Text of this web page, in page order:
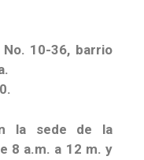
10-36, barrio
la sede de la
8 a.m. a 12 m. y